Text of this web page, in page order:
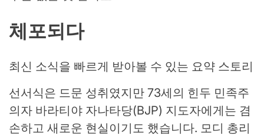
체포되다
최신 소식을 빠르게 받아볼 수 있는 요약 스토리
선서식은 드문 성취였지만 73세의 힌두 민족주
의자 바라티야 자나타당(BJP) 지도자에게는 겸
손하고 새로운 현실이기도 했습니다. 모디 총리